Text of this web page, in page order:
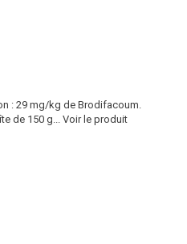
: 29 mg/kg de Brodifacoum.
de 150 g...
Voir le produit